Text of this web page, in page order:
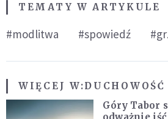
TEMATY W ARTYKULE
#modlitwa #spowiedź
WIĘCEJ W:DUCHOWOŚĆ
Góry Tabor
odważnie